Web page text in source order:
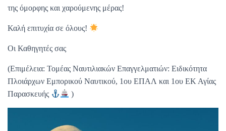
της όμορφης και χαρούμενης μέρας!
Καλή επιτυχία σε όλους!
Οι Καθηγητές σας
(Επιμέλεια: Τομέας Ναυτιλιακών Επαγγελματιών: Ειδικότητα
Πλοιάρχων Εμπορικού Ναυτικού, 1ου ΕΠΑΛ και 1ου ΕΚ Αγίας
Παρασκευής
)